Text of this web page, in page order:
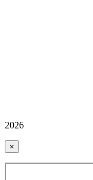
2026
×